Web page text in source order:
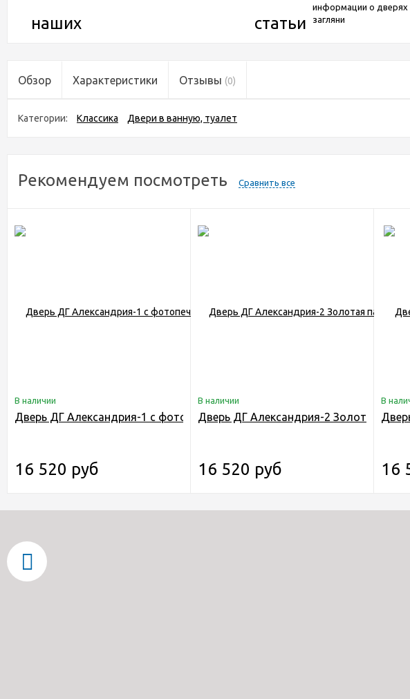
информации о дверях
загляни
Обзор Характеристики Отзывы (0)
Категории: Классика Двери в ванную, туалет
Рекомендуем посмотреть Сравнить все
В наличии
Дверь ДГ Александрия-1 с фотопечатью Красное дерево с черной
16 520 руб
В наличии
Дверь ДГ Александрия-2 Золотая
16 520 руб
В
16